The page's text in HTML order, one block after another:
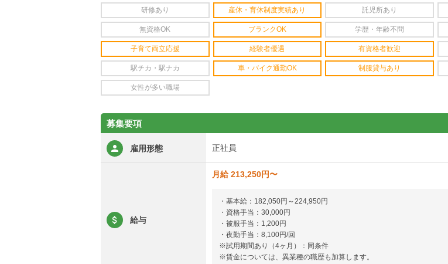
研修あり 産休・育休制度実績あり 託児所あり
無資格OK ブランクOK 学歴・年齢不問
子育て両立応援 経験者優遇 有資格者歓迎
駅チカ・駅ナカ 車・バイク通勤OK 制服貸与あり
女性が多い職場
募集要項
雇用形態 正社員
給与
月給 213,250円〜
・基本給：182,050円～224,950円
・資格手当：30,000円
・被服手当：1,200円
・夜勤手当：8,100円/回
※試用期間あり（4ヶ月）：同条件
※賃金については、異業種の職歴も加算します。